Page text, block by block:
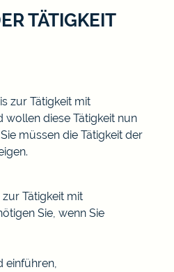
TÄTIGKEIT
zur Tätigkeit mit
wollen diese Tätigkeit nun
müssen die Tätigkeit der
Tätigkeit mit
Sie, wenn Sie
einführen,